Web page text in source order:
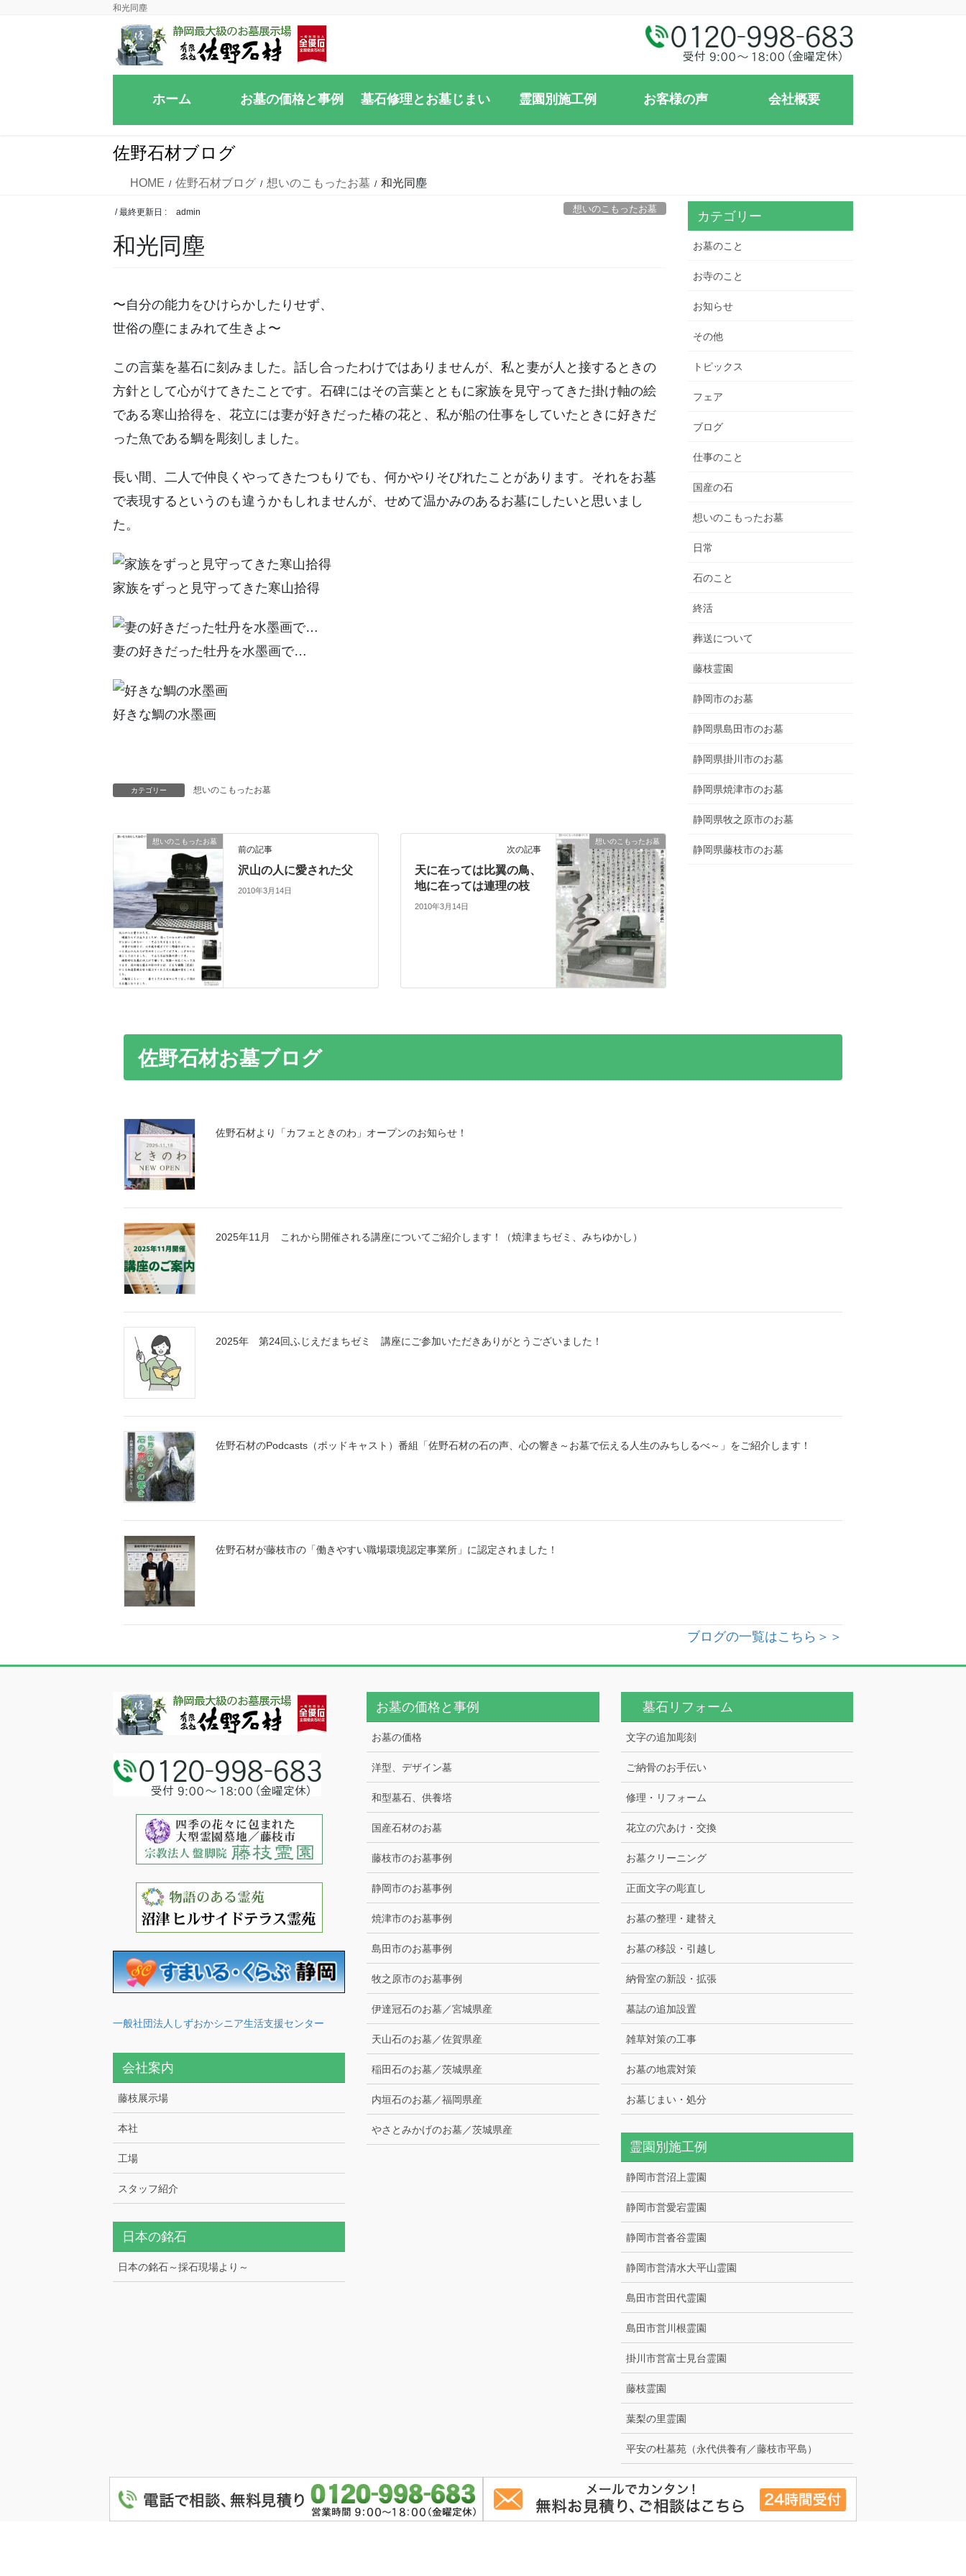
和光同塵
ホーム お墓の価格と事例 墓石修理とお墓じまい 霊園別施工例 お客様の声 会社概要
佐野石材ブログ
HOME 佐野石材ブログ 想いのこもったお墓 和光同塵
/ 最終更新日 : admin 想いのこもったお墓
和光同塵
〜自分の能力をひけらかしたりせず、
世俗の塵にまみれて生きよ〜
この言葉を墓石に刻みました。話し合ったわけではありませんが、私と妻が人と接するときの
方針として心がけてきたことです。石碑にはその言葉とともに家族を見守ってきた掛け軸の絵
である寒山拾得を、花立には妻が好きだった椿の花と、私が船の仕事をしていたときに好きだ
った魚である鯛を彫刻しました。
長い間、二人で仲良くやってきたつもりでも、何かやりそびれたことがあります。それをお墓
で表現するというのも違うかもしれませんが、せめて温かみのあるお墓にしたいと思いまし
た。
家族をずっと見守ってきた寒山拾得
妻の好きだった牡丹を水墨画で…
好きな鯛の水墨画
カテゴリー 想いのこもったお墓
想いのこもったお墓
前の記事
沢山の人に愛された父
2010年3月14日
想いのこもったお墓
次の記事
天に在っては比翼の鳥、
地に在っては連理の枝
2010年3月14日
カテゴリー
お墓のこと
お寺のこと
お知らせ
その他
トピックス
フェア
ブログ
仕事のこと
国産の石
想いのこもったお墓
日常
石のこと
終活
葬送について
藤枝霊園
静岡市のお墓
静岡県島田市のお墓
静岡県掛川市のお墓
静岡県焼津市のお墓
静岡県牧之原市のお墓
静岡県藤枝市のお墓
佐野石材お墓ブログ
佐野石材より「カフェときのわ」オープンのお知らせ！
2025年11月 これから開催される講座についてご紹介します！（焼津まちゼミ、みちゆかし）
2025年 第24回ふじえだまちゼミ 講座にご参加いただきありがとうございました！
佐野石材のPodcasts（ポッドキャスト）番組「佐野石材の石の声、心の響き～お墓で伝える人生のみちしるべ～」をご紹介します！
佐野石材が藤枝市の「働きやすい職場環境認定事業所」に認定されました！
ブログの一覧はこちら＞＞
一般社団法人しずおかシニア生活支援センター
会社案内
藤枝展示場
本社
工場
スタッフ紹介
日本の銘石
日本の銘石～採石現場より～
お墓の価格と事例
お墓の価格
洋型、デザイン墓
和型墓石、供養塔
国産石材のお墓
藤枝市のお墓事例
静岡市のお墓事例
焼津市のお墓事例
島田市のお墓事例
牧之原市のお墓事例
伊達冠石のお墓／宮城県産
天山石のお墓／佐賀県産
稲田石のお墓／茨城県産
内垣石のお墓／福岡県産
やさとみかげのお墓／茨城県産
墓石リフォーム
文字の追加彫刻
ご納骨のお手伝い
修理・リフォーム
花立の穴あけ・交換
お墓クリーニング
正面文字の彫直し
お墓の整理・建替え
お墓の移設・引越し
納骨室の新設・拡張
墓誌の追加設置
雑草対策の工事
お墓の地震対策
お墓じまい・処分
霊園別施工例
静岡市営沼上霊園
静岡市営愛宕霊園
静岡市営沓谷霊園
静岡市営清水大平山霊園
島田市営田代霊園
島田市営川根霊園
掛川市営富士見台霊園
藤枝霊園
葉梨の里霊園
平安の杜墓苑（永代供養有／藤枝市平島）